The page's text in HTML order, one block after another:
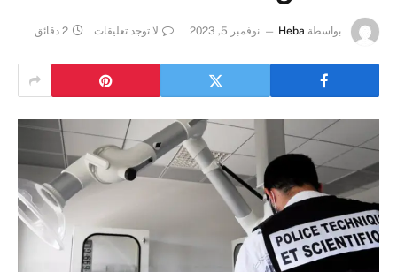
بواسطة Heba نوفمبر 5, 2023 لا توجد تعليقات 2 دقائق